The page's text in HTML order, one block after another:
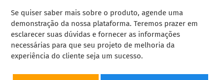
Se quiser saber mais sobre o produto, agende uma
demonstração da nossa plataforma. Teremos prazer em
esclarecer suas dúvidas e fornecer as informações
necessárias para que seu projeto de melhoria da
experiência do cliente seja um sucesso.